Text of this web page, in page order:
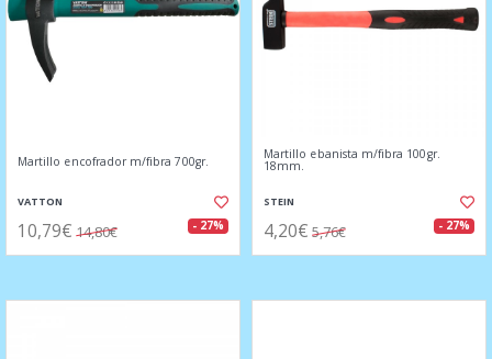
Martillo encofrador m/fibra 700gr.
VATTON
10,79€ 14,80€ - 27%
Martillo ebanista m/fibra 100gr.
18mm.
STEIN
4,20€ 5,76€ - 27%